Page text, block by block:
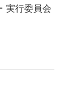
実行委員会